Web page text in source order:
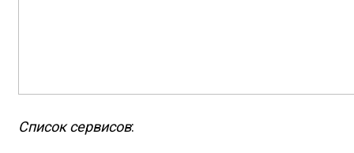
Список сервисов: